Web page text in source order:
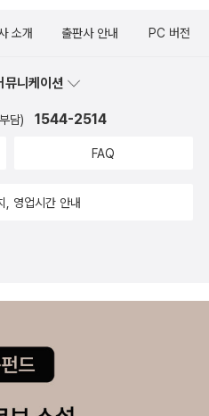
소개 출판사 안내 PC 버전
뮤니케이션
담) 1544-2514
FAQ
, 영업시간 안내